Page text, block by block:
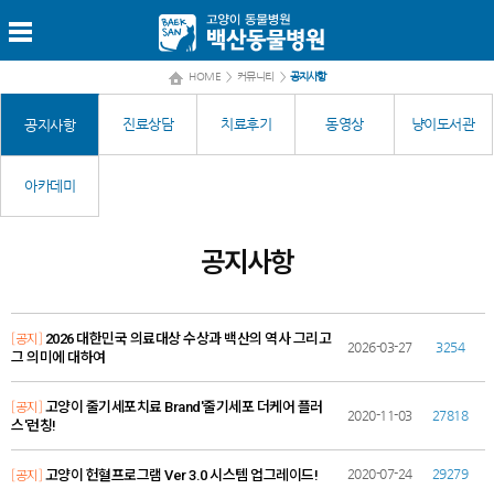
HOME > 커뮤니티 > 공지사항
공지사항 진료상담 치료후기 동영상 냥이도서관
아카데미
공지사항
[공지] 2026 대한민국 의료대상 수상과 백산의 역사 그리고
그 의미에 대하여
2026-03-27 3254
[공지] 고양이 줄기세포치료 Brand'줄기세포 더케어 플러
스'런칭!
2020-11-03 27818
[공지] 고양이 헌혈프로그램 Ver 3.0 시스템 업그레이드! 2020-07-24 29279